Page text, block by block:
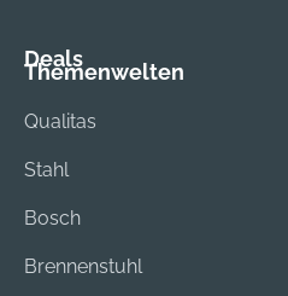
Deals
Themenwelten
Qualitas
Stahl
Bosch
Brennenstuhl